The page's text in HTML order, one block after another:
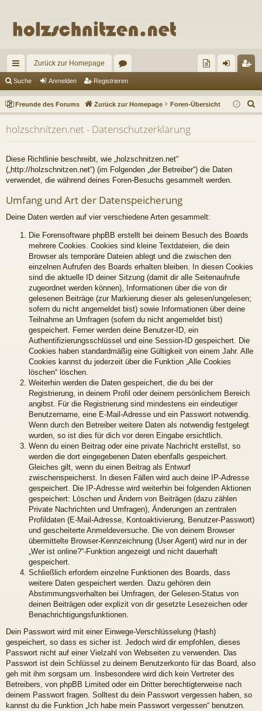
ch
ne
llz
ug
Zurück zur Homepage
or
en un
de
Fo
s
m
el
ist
rie
Suche Anmelden Registrieren
Freunde des Forums Zurück zur Homepage Foren-Übersicht
u
holzschnitzen.net - Datenschutzerklärung
Diese Richtlinie beschreibt, wie „holzschnitzen.net“
(„http://holzschnitzen.net“) (im Folgenden „der Betreiber“) die Daten
verwendet, die während deines Foren-Besuchs gesammelt werden.
Umfang und Art der Datenspeicherung
Deine Daten werden auf vier verschiedene Arten gesammelt:
Die Forensoftware phpBB erstellt bei deinem Besuch des Boards
mehrere Cookies. Cookies sind kleine Textdateien, die dein
Browser als temporäre Dateien ablegt und die zwischen den
einzelnen Aufrufen des Boards erhalten bleiben. In diesen Cookies
sind die aktuelle ID deiner Sitzung (damit dir alle Seitenaufrufe
zugeordnet werden können), Informationen über die von dir
gelesenen Beiträge (zur Markierung dieser als gelesen/ungelesen;
sofern du nicht angemeldet bist) sowie Informationen über deine
Teilnahme an Umfragen (sofern du nicht angemeldet bist)
gespeichert. Ferner werden deine Benutzer-ID, ein
Authentifizierungsschlüssel und eine Session-ID gespeichert. Die
Cookies haben standardmäßig eine Gültigkeit von einem Jahr. Alle
Cookies kannst du jederzeit über die Funktion „Alle Cookies
löschen“ löschen.
Weiterhin werden die Daten gespeichert, die du bei der
Registrierung, in deinem Profil oder deinem persönlichem Bereich
angibst. Für die Registrierung sind mindestens ein eindeutiger
Benutzername, eine E-Mail-Adresse und ein Passwort notwendig.
Wenn durch den Betreiber weitere Daten als notwendig festgelegt
wurden, so ist dies für dich vor deren Eingabe ersichtlich.
Wenn du einen Beitrag oder eine private Nachricht erstellst, so
werden die dort eingegebenen Daten ebenfalls gespeichert.
Gleiches gilt, wenn du einen Beitrag als Entwurf
zwischenspeicherst. In diesen Fällen wird auch deine IP-Adresse
gespeichert. Die IP-Adresse wird weiterhin bei folgenden Aktionen
gespeichert: Löschen und Ändern von Beiträgen (dazu zählen
Private Nachrichten und Umfragen), Änderungen an zentralen
Profildaten (E-Mail-Adresse, Kontoaktivierung, Benutzer-Passwort)
und gescheiterte Anmeldeversuche. Die von deinem Browser
übermittelte Browser-Kennzeichnung (User Agent) wird nur in der
„Wer ist online?“-Funktion angezeigt und nicht dauerhaft
gespeichert.
Schließlich erfordern einzelne Funktionen des Boards, dass
weitere Daten gespeichert werden. Dazu gehören dein
Abstimmungsverhalten bei Umfragen, der Gelesen-Status von
deinen Beiträgen oder explizit von dir gesetzte Lesezeichen oder
Benachrichtigungsfunktionen.
Dein Passwort wird mit einer Einwege-Verschlüsselung (Hash)
gespeichert, so dass es sicher ist. Jedoch wird dir empfohlen, dieses
Passwort nicht auf einer Vielzahl von Webseiten zu verwenden. Das
Passwort ist dein Schlüssel zu deinem Benutzerkonto für das Board, also
geh mit ihm sorgsam um. Insbesondere wird dich kein Vertreter des
Betreibers, von phpBB Limited oder ein Dritter berechtigterweise nach
deinem Passwort fragen. Solltest du dein Passwort vergessen haben, so
kannst du die Funktion „Ich habe mein Passwort vergessen“ benutzen.